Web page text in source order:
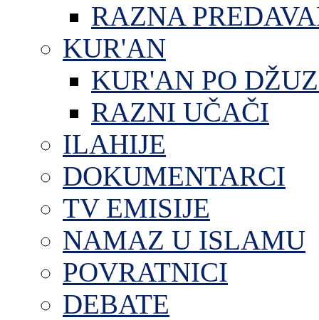
RAZNA
KUR'AN
KUR'AN PO
RAZNI UČAČI
ILAHIJE
DOKUMENTARCI
TV EMISIJE
NAMAZ U ISLAMU
POVRATNICI
DEBATE